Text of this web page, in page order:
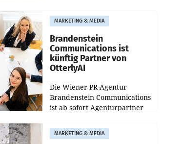
aus, womit sich das Ergebnis
gegenüber Juli 2025 mehr als
verdoppelte (+102
MARKETING & MEDIA
Brandenstein
Communications ist
künftig Partner von
OtterlyAI
Die Wiener PR-Agentur
Brandenstein Communications
ist ab sofort Agenturpartner
Optimierungsplattform
OtterlyAI. Damit baut die
MARKETING & MEDIA